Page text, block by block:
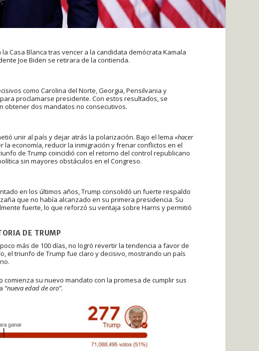
Casa Blanca tras vencer a la candidata demócrata Kamala
Joe Biden se retirara de la contienda.
como Carolina del Norte, Georgia, Pensilvania y
proclamarse presidente. Con estos resultados, se
obtener dos mandatos no consecutivos.
unir al país y dejar atrás la polarización. Bajo el lema «hacer
la economía, reducir la inmigración y frenar conflictos en el
de Trump coincidió con el retorno del control republicano
sin mayores obstáculos en el Congreso.
en los últimos años, Trump consolidó un fuerte respaldo
que no había alcanzado en su primera presidencia. Su
fuerte, lo que reforzó su ventaja sobre Harris y permitió
DE TRUMP
más de 100 días, no logró revertir la tendencia a favor de
el triunfo de Trump fue claro y decisivo, mostrando un país
su nuevo mandato con la promesa de cumplir sus
“nueva edad de oro”.